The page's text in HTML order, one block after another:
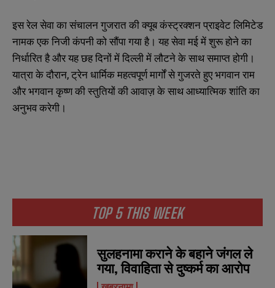
TOP 5 THIS WEEK
सुलहनामा कराने के बहाने जंगल ले
गया, विवाहिता से दुष्कर्म का आरोप
इस रेल सेवा का संचालन गुजरात की क्यूब कंस्ट्रक्शन प्राइवेट लिमिटेड
नामक एक निजी कंपनी को सौंपा गया है। यह सेवा मई में शुरू होने का
निर्धारित है और यह छह दिनों में दिल्ली में लौटने के साथ समाप्त होगी।
यात्रा के दौरान, ट्रेन धार्मिक महत्वपूर्ण मार्गों से गुजरते हुए भगवान राम
और भगवान कृष्ण की स्तुतियों की आवाज़ के साथ आध्यात्मिक शांति का
अनुभव करेगी।